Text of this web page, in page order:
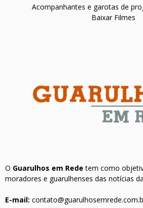
Acompanhantes e garotas de
Baixar Filmes
O Guarulhos em Rede tem como
moradores e guarulhenses das notícias
E-mail: